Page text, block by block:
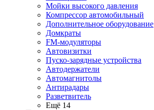
Мойки высокого давления
Компрессор автомобильный
Дополнительное оборудование
Домкраты
FM-модуляторы
Автовизитки
Пуско-зарядные устройства
Автодержатели
Автомагнитолы
Антирадары
Разветвитель
Ещё 14